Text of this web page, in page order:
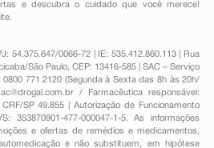
e descubra o cuidado que você merece!
54.375.647/0066-72 | IE: 535.412.860.113 | Rua
São Paulo, CEP: 13416-585 | SAC – Serviço
771 2120 (Segunda à Sexta das 8h às 20h/
/ Farmacêutica responsável:
SP 49.855 | Autorização de Funcionamento
353870901-477-000047-1-5. As informações
e ofertas de remédios e medicamentos,
e não substituem, em hipótese